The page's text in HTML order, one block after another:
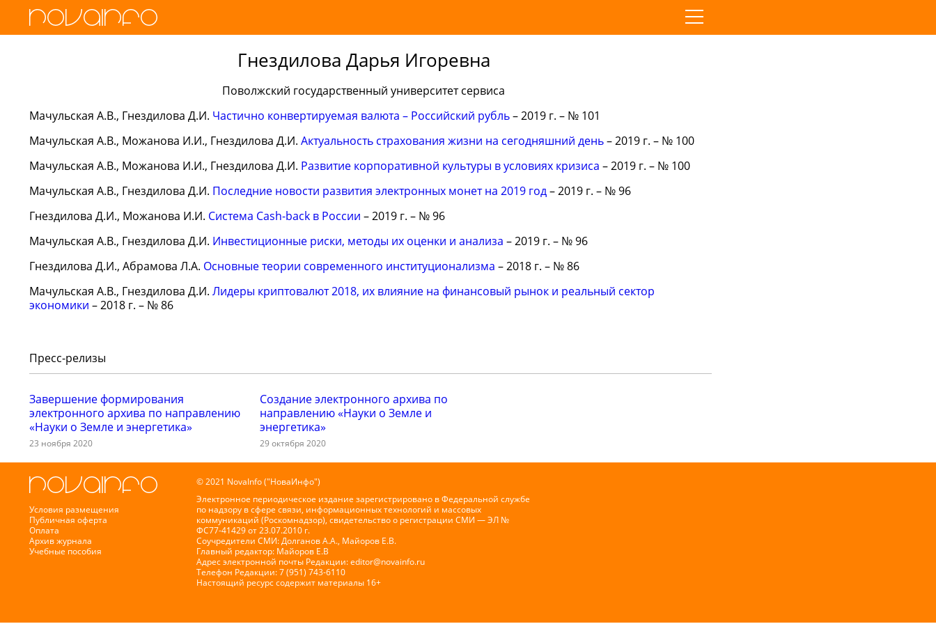
Гнездилова Дарья Игоревна
Поволжский государственный университет сервиса
Мачульская А.В., Гнездилова Д.И. Частично конвертируемая валюта – Российский рубль– 2019 г. – № 101
Мачульская А.В., Можанова И.И., Гнездилова Д.И. Актуальность страхования жизни на сегодняшний день– 2019 г. – № 100
Мачульская А.В., Можанова И.И., Гнездилова Д.И. Развитие корпоративной культуры в условиях кризиса – 2019 г. – № 100
Мачульская А.В., Гнездилова Д.И. Последние новости развития электронных монет на 2019 год– 2019 г. – № 96
Гнездилова Д.И., Можанова И.И. Система Cash-back в России – 2019 г. – № 96
Мачульская А.В., Гнездилова Д.И. Инвестиционные риски, методы их оценки и анализа – 2019 г. – № 96
Гнездилова Д.И., Абрамова Л.А. Основные теории современного институционализма – 2018 г. – № 86
Мачульская А.В., Гнездилова Д.И. Лидеры криптовалют 2018, их влияние на финансовый рынок и реальный сектор
экономики – 2018 г. – № 86
Пресс-релизы
Завершение формирования
электронного архива по направлению
«Науки о Земле и энергетика»
23 ноября 2020
Создание электронного архива по
направлению «Науки о Земле и
энергетика»
29 октября 2020
Условия размещения
Публичная оферта
Оплата
Архив журнала
Учебные пособия
© 2021 NovaInfo ("НоваИнфо")
Электронное периодическое издание зарегистрировано в Федеральной службе
по надзору в сфере связи, информационных технологий и массовых
коммуникаций (Роскомнадзор), свидетельство о регистрации СМИ — ЭЛ №
ФС77-41429 от 23.07.2010 г.
Соучредители СМИ: Долганов А.А., Майоров Е.В.
Главный редактор: Майоров Е.В
Адрес электронной почты Редакции:editor@novainfo.ru
Телефон Редакции: 7 (951) 743-6110
Настоящий ресурс содержит материалы 16+